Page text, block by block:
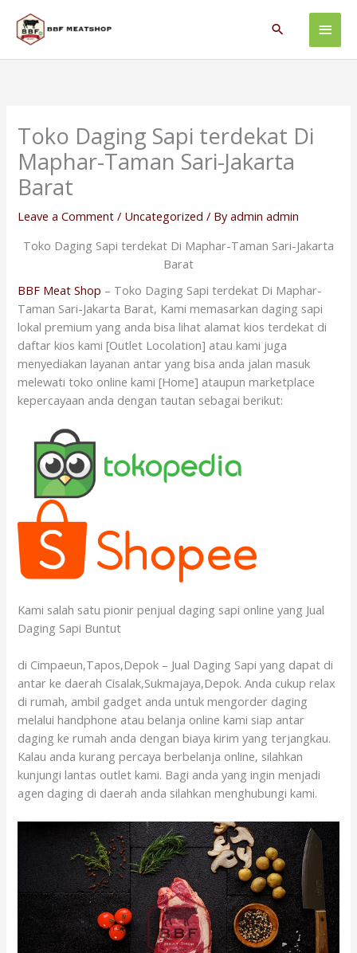
content
Main
Search
Toko Daging Sapi terdekat Di
Maphar-Taman Sari-Jakarta
Barat
Leave a Comment / Uncategorized / Byadmin admin
Toko Daging Sapi terdekat Di Maphar-Taman Sari-Jakarta
Barat
BBF Meat Shop – Toko Daging Sapi terdekat Di Maphar-
Taman Sari-Jakarta Barat, Kami memasarkan daging sapi
lokal premium yang anda bisa lihat alamat kios terdekat di
daftar kios kami [Outlet Locolation] atau kami juga
menyediakan layanan antar yang bisa anda jalan masuk
melewati toko online kami [Home] ataupun marketplace
kepercayaan anda dengan tautan sebagai berikut:
Kami salah satu pionir penjual daging sapi online yang Jual
Daging Sapi Buntut
di Cimpaeun,Tapos,Depok – Jual Daging Sapi yang dapat di
antar ke daerah Cisalak,Sukmajaya,Depok. Anda cukup relax
di rumah, ambil gadget anda untuk mengorder daging
melalui handphone atau belanja online kami siap antar
daging ke rumah anda dengan biaya kirim yang terjangkau.
Kalau anda kurang percaya berbelanja online, silahkan
kunjungi lantas outlet kami. Bagi anda yang ingin menjadi
agen daging di daerah anda silahkan menghubungi kami.